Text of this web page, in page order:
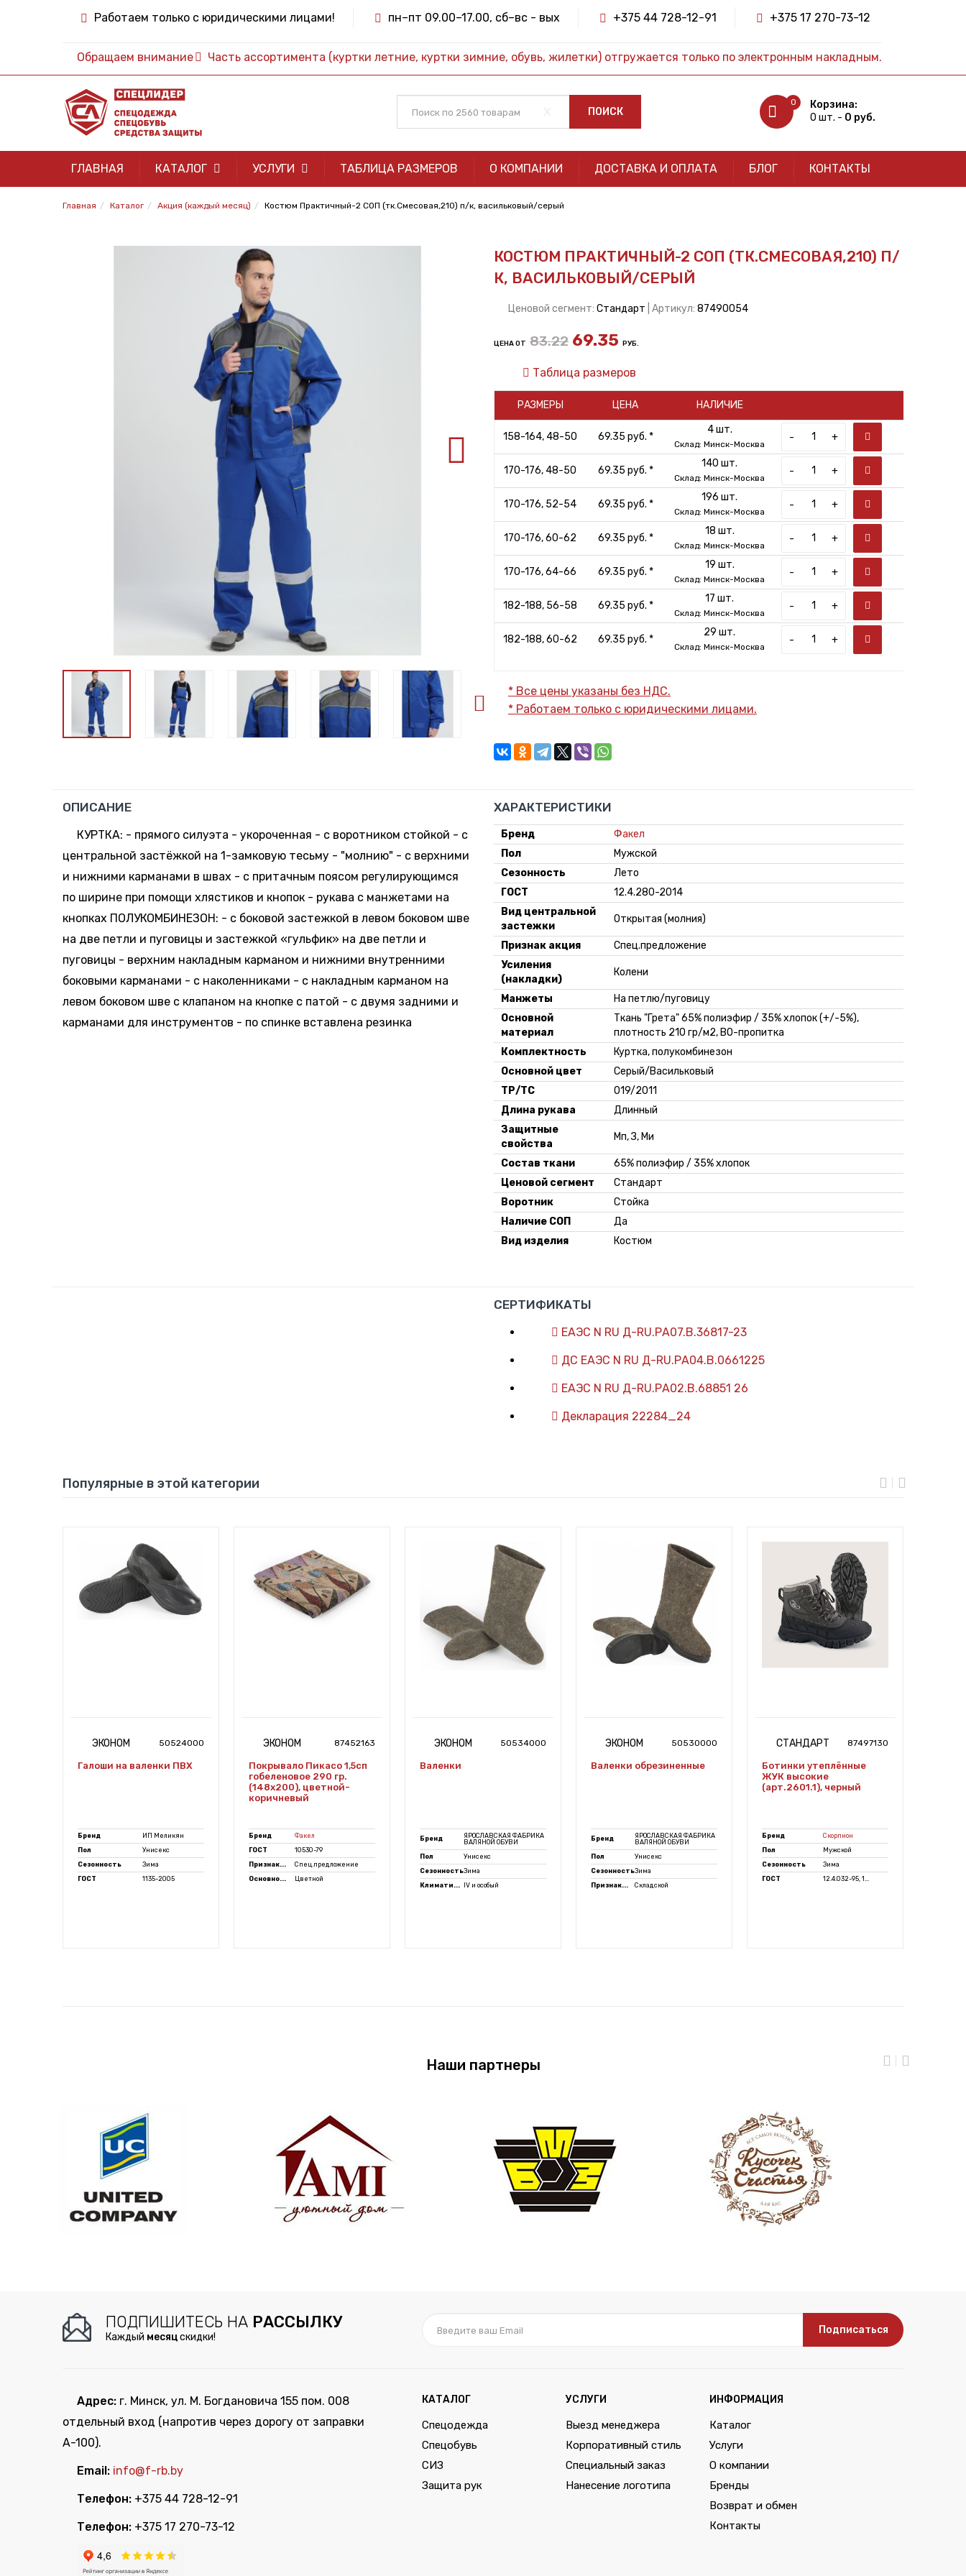
Работаем только с юридическими лицами! пн–пт 09.00–17.00, сб–вс - вых +375 44 728-12-91 +375 17 270-73-12
Обращаем внимание Часть ассортимента (куртки летние, куртки зимние, обувь, жилетки) отгружается только по электронным накладным.
ПОИСК
0
Корзина:
0 шт. - 0 руб.
ГЛАВНАЯ КАТАЛОГ УСЛУГИ ТАБЛИЦА РАЗМЕРОВ О КОМПАНИИ ДОСТАВКА И ОПЛАТА БЛОГ КОНТАКТЫ
Главная Каталог Акция (каждый месяц) Костюм Практичный-2 СОП (тк.Смесовая,210) п/к, васильковый/серый
КОСТЮМ ПРАКТИЧНЫЙ-2 СОП (ТК.СМЕСОВАЯ,210) П/
К, ВАСИЛЬКОВЫЙ/СЕРЫЙ
Ценовой сегмент: Стандарт | Артикул: 87490054
ЦЕНА ОТ 83.22 69.35 РУБ.
Таблица размеров
РАЗМЕРЫ ЦЕНА НАЛИЧИЕ
158-164, 48-50 69.35 руб. *
4 шт.
Склад: Минск-Москва
- +
170-176, 48-50 69.35 руб. *
140 шт.
Склад: Минск-Москва
- +
170-176, 52-54 69.35 руб. *
196 шт.
Склад: Минск-Москва
- +
170-176, 60-62 69.35 руб. *
18 шт.
Склад: Минск-Москва
- +
170-176, 64-66 69.35 руб. *
19 шт.
Склад: Минск-Москва
- +
182-188, 56-58 69.35 руб. *
17 шт.
Склад: Минск-Москва
- +
182-188, 60-62 69.35 руб. *
29 шт.
Склад: Минск-Москва
- +
* Все цены указаны без НДС.
* Работаем только с юридическими лицами.
ОПИСАНИЕ
КУРТКА: - прямого силуэта - укороченная - с воротником стойкой - с
центральной застёжкой на 1-замковую тесьму - "молнию" - с верхними
и нижними карманами в швах - с притачным поясом регулирующимся
по ширине при помощи хлястиков и кнопок - рукава с манжетами на
кнопках ПОЛУКОМБИНЕЗОН: - с боковой застежкой в левом боковом шве
на две петли и пуговицы и застежкой «гульфик» на две петли и
пуговицы - верхним накладным карманом и нижними внутренними
боковыми карманами - с наколенниками - с накладным карманом на
левом боковом шве с клапаном на кнопке с патой - с двумя задними и
карманами для инструментов - по спинке вставлена резинка
ХАРАКТЕРИСТИКИ
Бренд
Факел
Пол
Мужской
Сезонность
Лето
ГОСТ
12.4.280-2014
Вид центральной
застежки
Открытая (молния)
Признак акция
Спец.предложение
Усиления
(накладки)
Колени
Манжеты
На петлю/пуговицу
Основной
материал
Ткань "Грета" 65% полиэфир / 35% хлопок (+/-5%),
плотность 210 гр/м2, ВО-пропитка
Комплектность
Куртка, полукомбинезон
Основной цвет
Серый/Васильковый
ТР/ТС
019/2011
Длина рукава
Длинный
Защитные
свойства
Мп, З, Ми
Состав ткани
65% полиэфир / 35% хлопок
Ценовой сегмент
Стандарт
Воротник
Стойка
Наличие СОП
Да
Вид изделия
Костюм
СЕРТИФИКАТЫ
ЕАЭС N RU Д-RU.РА07.В.36817-23
ДС ЕАЭС N RU Д-RU.РА04.В.0661225
ЕАЭС N RU Д-RU.РА02.В.68851 26
Декларация 22284_24
Популярные в этой категории
ЭКОНОМ 50524000
Галоши на валенки ПВХ
Бренд
ИП Меликян
Пол
Унисекс
Сезонность
Зима
ГОСТ
1135-2005
ЭКОНОМ 87452163
Покрывало Пикасо 1,5сп
гобеленовое 290 гр.
(148х200), цветной-
коричневый
Бренд
Факел
ГОСТ
10530-79
Признак...
Спец.предложение
Основно...
Цветной
ЭКОНОМ 50534000
Валенки
Бренд
ЯРОСЛАВСКАЯ ФАБРИКА
ВАЛЯНОЙ ОБУВИ
Пол
Унисекс
СезонностьЗима
Климати...
IV и особый
ЭКОНОМ 50530000
Валенки обрезиненные
Бренд
ЯРОСЛАВСКАЯ ФАБРИКА
ВАЛЯНОЙ ОБУВИ
Пол
Унисекс
СезонностьЗима
Признак...
Складской
СТАНДАРТ 87497130
Ботинки утеплённые
ЖУК высокие
(арт.2601.1), черный
Бренд
Скорпион
Пол
Мужской
Сезонность
Зима
ГОСТ
12.4.032-95, 1...
Наши партнеры
ПОДПИШИТЕСЬ НА РАССЫЛКУ
Каждый месяцскидки!
Подписаться
Адрес: г. Минск, ул. М. Богдановича 155 пом. 008
отдельный вход (напротив через дорогу от заправки
А-100).
Email: info@f-rb.by
Телефон: +375 44 728-12-91
Телефон: +375 17 270-73-12
КАТАЛОГ
Спецодежда
Спецобувь
СИЗ
Защита рук
УСЛУГИ
Выезд менеджера
Корпоративный стиль
Специальный заказ
Нанесение логотипа
ИНФОРМАЦИЯ
Каталог
Услуги
О компании
Бренды
Возврат и обмен
Контакты